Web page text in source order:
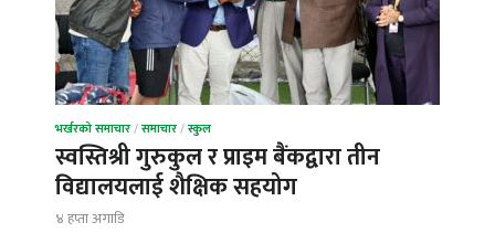
भर्खरको समाचार/समाचार/स्कुल
स्वस्तिश्री गुरुकुल र प्राइम बैंकद्वारा तीन
विद्यालयलाई शैक्षिक सहयोग
४ हप्ता अगाडि